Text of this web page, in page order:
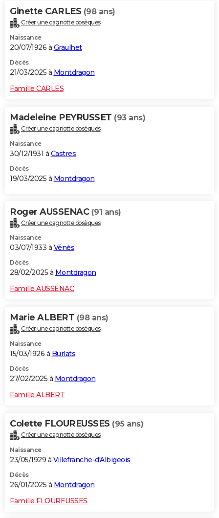
Ginette CARLES (98 ans)
Créer une cagnotte obsèques
Naissance
20/07/1926 à Graulhet
Décès
21/03/2025 à Montdragon
Famille CARLES
Madeleine PEYRUSSET (93 ans)
Créer une cagnotte obsèques
Naissance
30/12/1931 à Castres
Décès
19/03/2025 à Montdragon
Roger AUSSENAC (91 ans)
Créer une cagnotte obsèques
Naissance
03/07/1933 à Vénès
Décès
28/02/2025 à Montdragon
Famille AUSSENAC
Marie ALBERT (98 ans)
Créer une cagnotte obsèques
Naissance
15/03/1926 à Burlats
Décès
27/02/2025 à Montdragon
Famille ALBERT
Colette FLOUREUSSES (95 ans)
Créer une cagnotte obsèques
Naissance
23/05/1929 à Villefranche-d'Albigeois
Décès
26/01/2025 à Montdragon
Famille FLOUREUSSES